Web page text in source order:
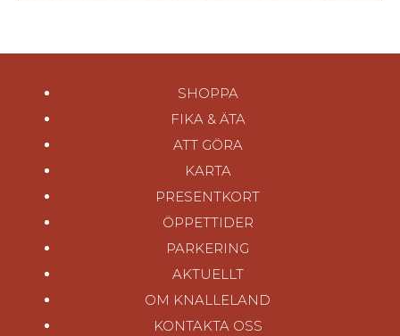
SHOPPA
FIKA & ÄTA
ATT GÖRA
KARTA
PRESENTKORT
ÖPPETTIDER
PARKERING
AKTUELLT
OM KNALLELAND
KONTAKTA OSS